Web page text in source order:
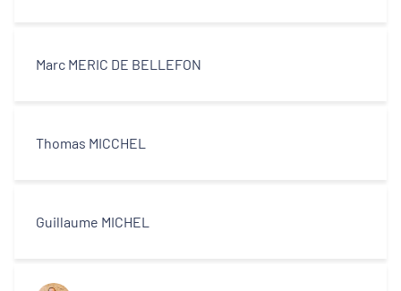
Marc MERIC DE BELLEFON
Thomas MICCHEL
Guillaume MICHEL